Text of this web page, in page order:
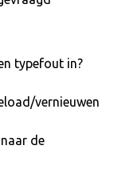
typefout in?
vernieuwen
de